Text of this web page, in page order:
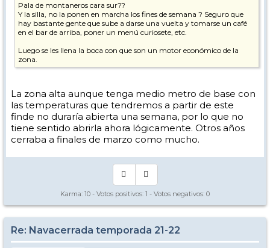
Pala de montaneros cara sur??
Y la silla, no la ponen en marcha los fines de semana ? Seguro que
hay bastante gente que sube a darse una vuelta y tomarse un café
en el bar de arriba, poner un menú curiosete, etc.
Luego se les llena la boca con que son un motor económico de la
zona.
La zona alta aunque tenga medio metro de base con
las temperaturas que tendremos a partir de este
finde no duraría abierta una semana, por lo que no
tiene sentido abrirla ahora lógicamente. Otros años
cerraba a finales de marzo como mucho.
Karma: 10 - Votos positivos: 1 - Votos negativos: 0
Re: Navacerrada temporada 21-22